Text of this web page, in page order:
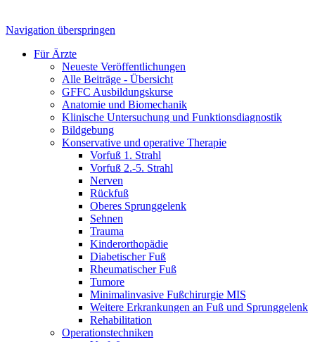
Navigation überspringen
Für Ärzte
Neueste Veröffentlichungen
Alle Beiträge - Übersicht
GFFC Ausbildungskurse
Anatomie und Biomechanik
Klinische Untersuchung und Funktionsdiagnostik
Bildgebung
Konservative und operative Therapie
Vorfuß 1. Strahl
Vorfuß 2.-5. Strahl
Nerven
Rückfuß
Oberes Sprunggelenk
Sehnen
Trauma
Kinderorthopädie
Diabetischer Fuß
Rheumatischer Fuß
Tumore
Minimalinvasive Fußchirurgie MIS
Weitere Erkrankungen an Fuß und Sprunggelenk
Rehabilitation
Operations­techniken